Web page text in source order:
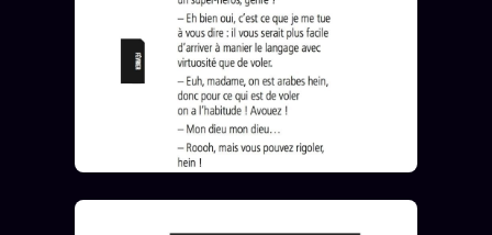
Charte éditoriale
Studios
Words RadioFM
PRATIQUE + LÉGAL